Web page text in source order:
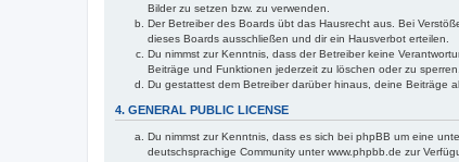
Bilder zu setzen bzw. zu verwenden.
Der Betreiber des Boards übt das Hausrecht aus. Bei
dieses Boards ausschließen und dir ein Hausverbot erteilen.
Du nimmst zur Kenntnis, dass der Betreiber keine
Beiträge und Funktionen jederzeit zu löschen oder zu sperren.
Du gestattest dem Betreiber darüber hinaus, deine Beiträge
4. GENERAL PUBLIC LICENSE
Du nimmst zur Kenntnis, dass es sich bei phpBB um eine unter
deutschsprachige Community unter www.phpbb.de zur